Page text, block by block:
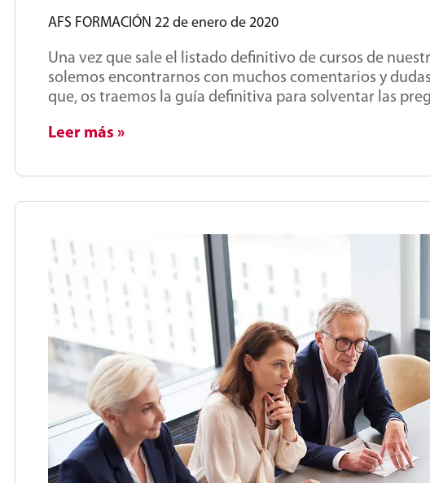
AFS FORMACIÓN 22 de enero de 2020
Una vez que sale el listado definitivo de cursos de
solemos encontrarnos con muchos comentarios y
que, os traemos la guía definitiva para solventar las
Leer más »